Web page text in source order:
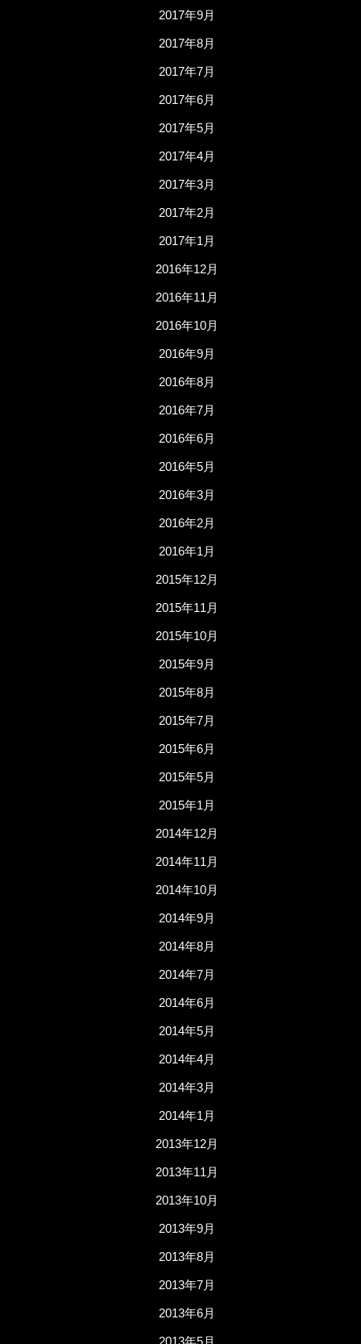
2017年9月
2017年8月
2017年7月
2017年6月
2017年5月
2017年4月
2017年3月
2017年2月
2017年1月
2016年12月
2016年11月
2016年10月
2016年9月
2016年8月
2016年7月
2016年6月
2016年5月
2016年3月
2016年2月
2016年1月
2015年12月
2015年11月
2015年10月
2015年9月
2015年8月
2015年7月
2015年6月
2015年5月
2015年1月
2014年12月
2014年11月
2014年10月
2014年9月
2014年8月
2014年7月
2014年6月
2014年5月
2014年4月
2014年3月
2014年1月
2013年12月
2013年11月
2013年10月
2013年9月
2013年8月
2013年7月
2013年6月
2013年5月